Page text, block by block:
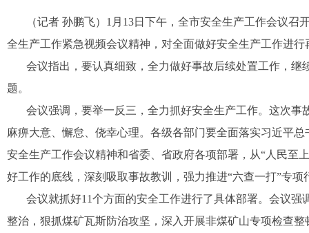
（记者 孙鹏飞）1月13日下午，全市安全生产工作会议
全生产工作紧急视频会议精神，对全面做好安全生产工作进
会议指出，要认真细致，全力做好事故后续处置工作，
题。
会议强调，要举一反三，全力抓好安全生产工作。这次
麻痹大意、懈怠、侥幸心理。各级各部门要全面落实习近平
安全生产工作会议精神和省委、省政府各项部署，从“人民至
好工作的底线，深刻吸取事故教训，强力推进“六查一打”专
会议就抓好11个方面的安全工作进行了具体部署。会议
整治，狠抓煤矿瓦斯防治攻坚，深入开展非煤矿山专项检查